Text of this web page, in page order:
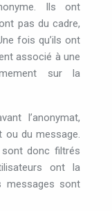
Ils ont
pas du cadre,
fois qu’ils ont
associé à une
sur la
l’anonymat,
ou du message.
donc filtrés
ont la
messages sont